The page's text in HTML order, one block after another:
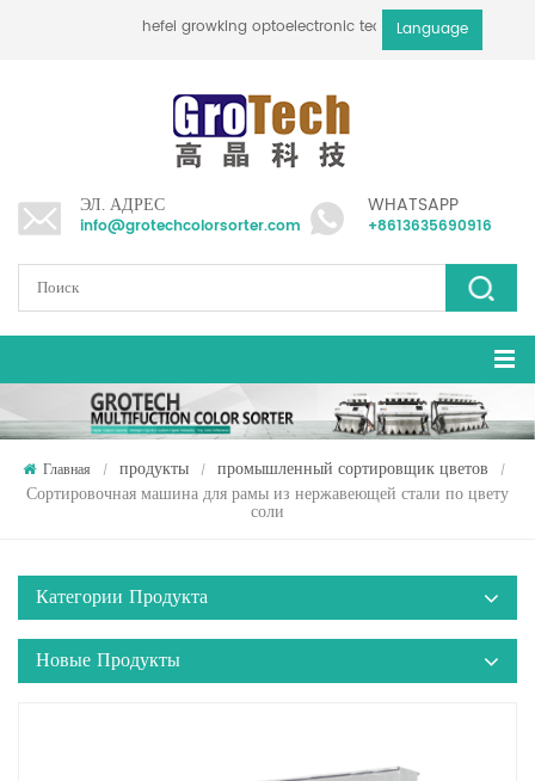
hefei growking optoelectronic technology co., ltd
Language
ЭЛ. АДРЕС
info@grotechcolorsorter.com
WHATSAPP
+8613635690916
Главная / продукты / промышленный сортировщик цветов /
Сортировочная машина для рамы из нержавеющей стали по цвету
соли
Категории Продукта
Новые Продукты